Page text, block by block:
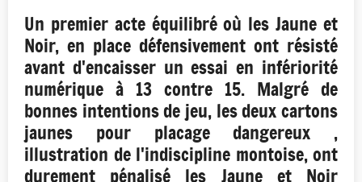
Un premier acte équilibré où les Jaune et
Noir, en place défensivement ont résisté
avant d'encaisser un essai en infériorité
numérique à 13 contre 15. Malgré de
bonnes intentions de jeu, les deux cartons
jaunes pour placage dangereux ,
illustration de l'indiscipline montoise, ont
durement pénalisé les Jaune et Noir